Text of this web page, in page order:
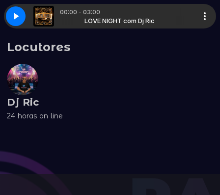
00:00 - 03:00
Dj Ric LOVE NIGHT com Dj Ric
MASTER NEW GENERATION)SAVAGE - ONLY YOU (MIX MASTER NEW
Locutores
Dj Ric
24 horas on line